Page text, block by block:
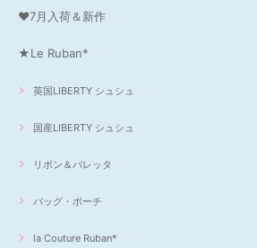
❤7月入荷＆新作
★Le Ruban*
英国LIBERTY シュシュ
国産LIBERTY シュシュ
リボン＆バレッタ
バッグ・ポーチ
la Couture Ruban*